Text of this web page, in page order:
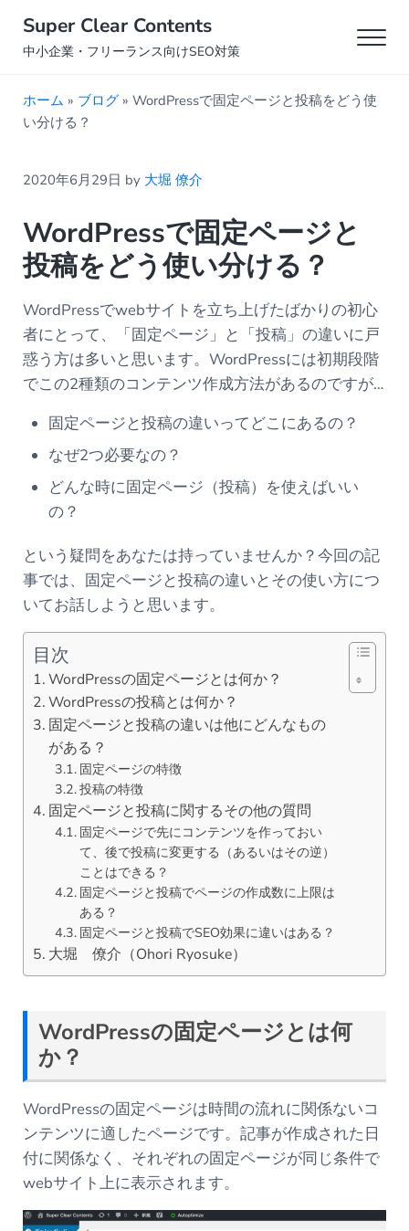
Super Clear Contents
中小企業・フリーランス向けSEO対策
ホーム » ブログ» WordPressで固定ページと投稿をどう使
い分ける？
2020年6月29日 by 大堀 僚介
WordPressで固定ページと
投稿をどう使い分ける？
WordPressでwebサイトを立ち上げたばかりの初心
者にとって、「固定ページ」と「投稿」の違いに戸
惑う方は多いと思います。WordPressには初期段階
でこの2種類のコンテンツ作成方法があるのですが…
固定ページと投稿の違いってどこにあるの？
なぜ2つ必要なの？
どんな時に固定ページ（投稿）を使えばいい
の？
という疑問をあなたは持っていませんか？今回の記
事では、固定ページと投稿の違いとその使い方につ
いてお話しようと思います。
目次
WordPressの固定ページとは何か？
WordPressの投稿とは何か？
固定ページと投稿の違いは他にどんなもの
がある？
固定ページの特徴
投稿の特徴
固定ページと投稿に関するその他の質問
固定ページで先にコンテンツを作っておい
て、後で投稿に変更する（あるいはその逆）
ことはできる？
固定ページと投稿でページの作成数に上限は
ある？
固定ページと投稿でSEO効果に違いはある？
大堀 僚介（Ohori Ryosuke）
WordPressの固定ページとは何
か？
WordPressの固定ページは時間の流れに関係ないコ
ンテンツに適したページです。記事が作成された日
付に関係なく、それぞれの固定ページが同じ条件で
webサイト上に表示されます。